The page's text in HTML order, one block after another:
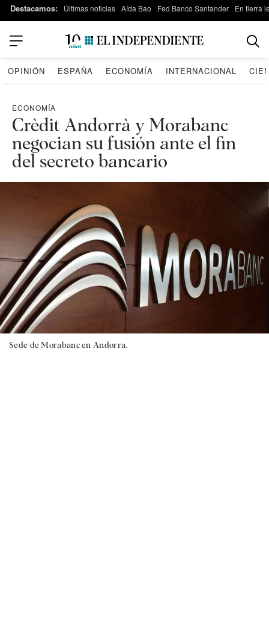
Destacamos: Últimas noticias Aída Bao Fed Banco Santander En tierra
OPINIÓN ESPAÑA ECONOMÍA INTERNACIONAL
ECONOMÍA
Crèdit Andorrà y Morabanc
negocian su fusión ante el fin
del secreto bancario
Sede de Morabanc en Andorra.